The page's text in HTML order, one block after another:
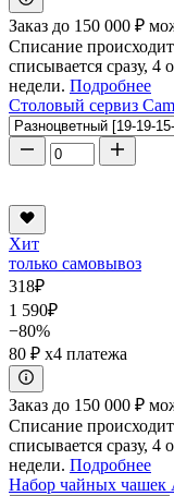
Заказ до 150 000 ₽
Списание
списывается сразу, 4
недели. Подробнее
Столовый сервиз
Хит
только самовывоз
318₽
1 590₽
−80%
80 ₽ x4 платежа
Заказ до 150 000 ₽
Списание
списывается сразу, 4
недели. Подробнее
Набор чайных чашек